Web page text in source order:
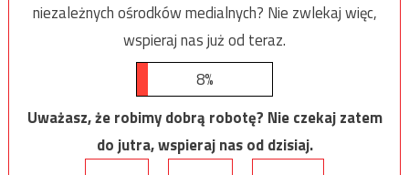
niezależnych ośrodków medialnych? Nie zwlekaj więc,
wspieraj nas już od teraz.
8%
Uważasz, że robimy dobrą robotę? Nie czekaj zatem
do jutra, wspieraj nas od dzisiaj.